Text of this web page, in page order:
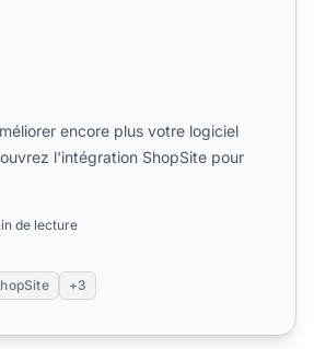
encore plus votre logiciel
l'intégration ShopSite pour
de lecture
+3